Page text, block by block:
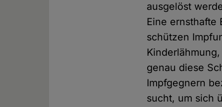
ausgelöst
Eine ernsthafte
schützen
genau diese
Impfgegnern
sucht, um sich